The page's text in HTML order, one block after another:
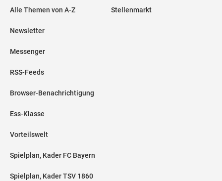
Alle Themen von A-Z
Newsletter
Messenger
RSS-Feeds
Browser-Benachrichtigung
Ess-Klasse
Vorteilswelt
Spielplan, Kader FC Bayern
Spielplan, Kader TSV 1860
Stellenmarkt